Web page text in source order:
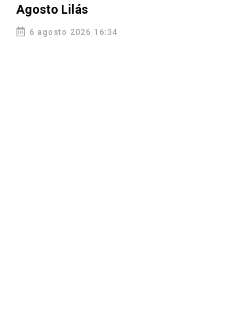
Agosto Lilás
6 agosto 2026 16:34